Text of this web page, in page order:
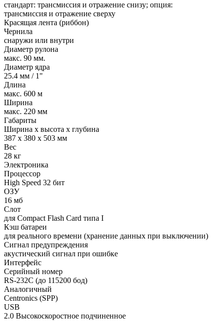
стандарт: трансмиссия и отражение снизу; опция:
трансмиссия и отражение сверху
Красящая лента (риббон)
Чернила
снаружи или внутри
Диаметр рулона
макс. 90 мм.
Диаметр ядра
25.4 мм / 1"
Длина
макс. 600 м
Ширина
макс. 220 мм
Габариты
Ширина x высота x глубина
387 x 380 x 503 мм
Вес
28 кг
Электроника
Процессор
High Speed 32 бит
ОЗУ
16 мб
Слот
для Compact Flash Card типа I
Кэш батареи
для реального времени (хранение данных при выключении)
Сигнал предупреждения
акустический сигнал при ошибке
Интерфейс
Серийный номер
RS-232C (до 115200 бод)
Аналогичный
Centronics (SPP)
USB
2.0 Высокоскоростное подчиненное